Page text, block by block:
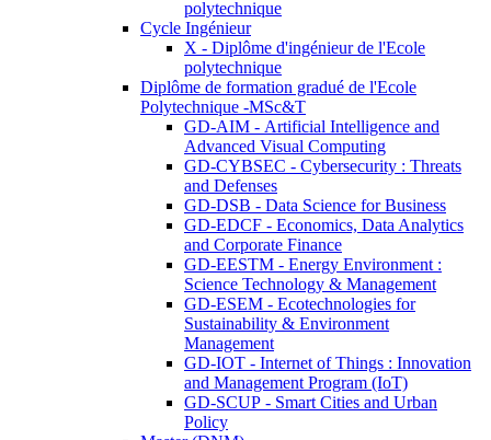
polytechnique
Cycle Ingénieur
X - Diplôme d'ingénieur de l'Ecole
polytechnique
Diplôme de formation gradué de l'Ecole
Polytechnique -MSc&T
GD-AIM - Artificial Intelligence and
Advanced Visual Computing
GD-CYBSEC - Cybersecurity : Threats
and Defenses
GD-DSB - Data Science for Business
GD-EDCF - Economics, Data Analytics
and Corporate Finance
GD-EESTM - Energy Environment :
Science Technology & Management
GD-ESEM - Ecotechnologies for
Sustainability & Environment
Management
GD-IOT - Internet of Things : Innovation
and Management Program (IoT)
GD-SCUP - Smart Cities and Urban
Policy